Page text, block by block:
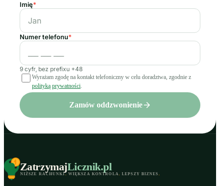
Imię*
Numer telefonu*
9 cyfr, bez prefixu +48
Wyrażam zgodę na kontakt telefoniczny w celu doradztwa, zgodnie z
polityką prywatności.
Zamów oddzwonienie
ZatrzymajLicznik.pl
NIŻSZE RACHUNKI. WIĘKSZA KONTROLA. LEPSZY BIZNES .